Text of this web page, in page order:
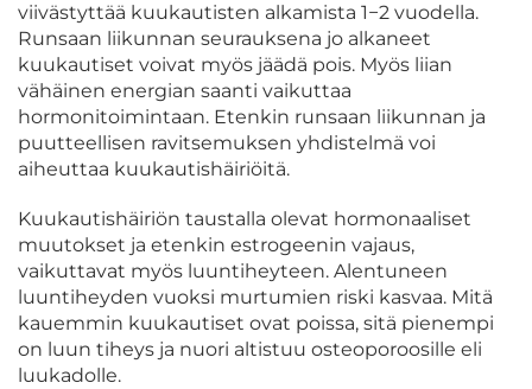
viivästyttää kuukautisten alkamista 1−2 vuodella.
Runsaan liikunnan seurauksena jo alkaneet
kuukautiset voivat myös jäädä pois. Myös liian
vähäinen energian saanti vaikuttaa
hormonitoimintaan. Etenkin runsaan liikunnan ja
puutteellisen ravitsemuksen yhdistelmä voi
aiheuttaa kuukautishäiriöitä.
Kuukautishäiriön taustalla olevat hormonaaliset
muutokset ja etenkin estrogeenin vajaus,
vaikuttavat myös luuntiheyteen. Alentuneen
luuntiheyden vuoksi murtumien riski kasvaa. Mitä
kauemmin kuukautiset ovat poissa, sitä pienempi
on luun tiheys ja nuori altistuu osteoporoosille eli
luukadolle.